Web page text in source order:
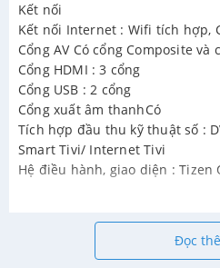
Kết nối
Kết nối Internet : Wifi tích hợp,
Cổng AV Có cổng Composite và
Cổng HDMI : 3 cổng
Cổng USB : 2 cổng
Cổng xuất âm thanhCó
Tích hợp đầu thu kỹ thuật số :
Smart Tivi/ Internet Tivi
Hệ điều hành, giao diện : Tizen
Đọc